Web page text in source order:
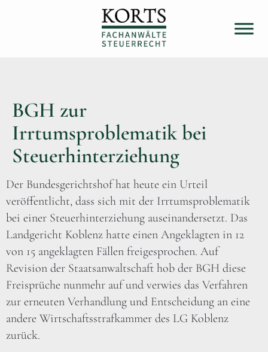
BGH zur
Irrtumsproblematik bei
Steuerhinterziehung
Der Bundesgerichtshof hat heute ein Urteil
veröffentlicht, dass sich mit der Irrtumsproblematik
bei einer Steuerhinterziehung auseinandersetzt. Das
Landgericht Koblenz hatte einen Angeklagten in 12
von 15 angeklagten Fällen freigesprochen. Auf
Revision der Staatsanwaltschaft hob der BGH diese
Freisprüche nunmehr auf und verwies das Verfahren
zur erneuten Verhandlung und Entscheidung an eine
andere Wirtschaftsstrafkammer des LG Koblenz
zurück.